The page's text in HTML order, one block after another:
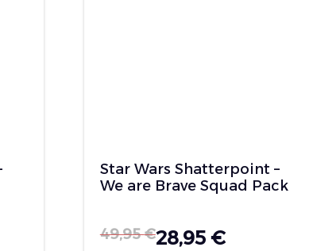
Star Wars Shatterpoint –
We are Brave Squad Pack
49,95€28,95 €